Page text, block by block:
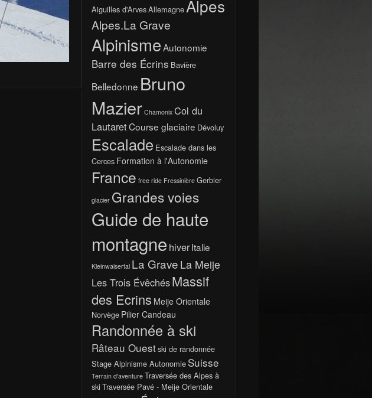
Aiguilles d'ArvesAllemagne Alpes
Alpes.La Grave
AlpinismeAutonomie
Barre des Écrins Bavière
Belledonne Bruno
Mazier Chamonix Col du
LautaretCourse glaciaire Dévoluy
Escalade Escalade dans les
Cerces Formation à l'Autonomie
France free ride Fressinière Gerbier
glacier Grandes voies
Guide de haute
montagne hiverItalie
Kleinwalsertal La Grave La Meije
Les Trois ÉvêchésMassif
des Ecrins Meije Orientale
Norvège Pilier Candeau
Randonnée à ski
Râteau Ouestski de randonnée
Stage Alpinisme Autonomie Suisse
Terrain d'aventure Traversée des Alpes à
ski Traversée Pavé - Meije Orientale